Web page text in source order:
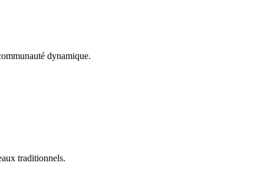
dynamique.
traditionnels.